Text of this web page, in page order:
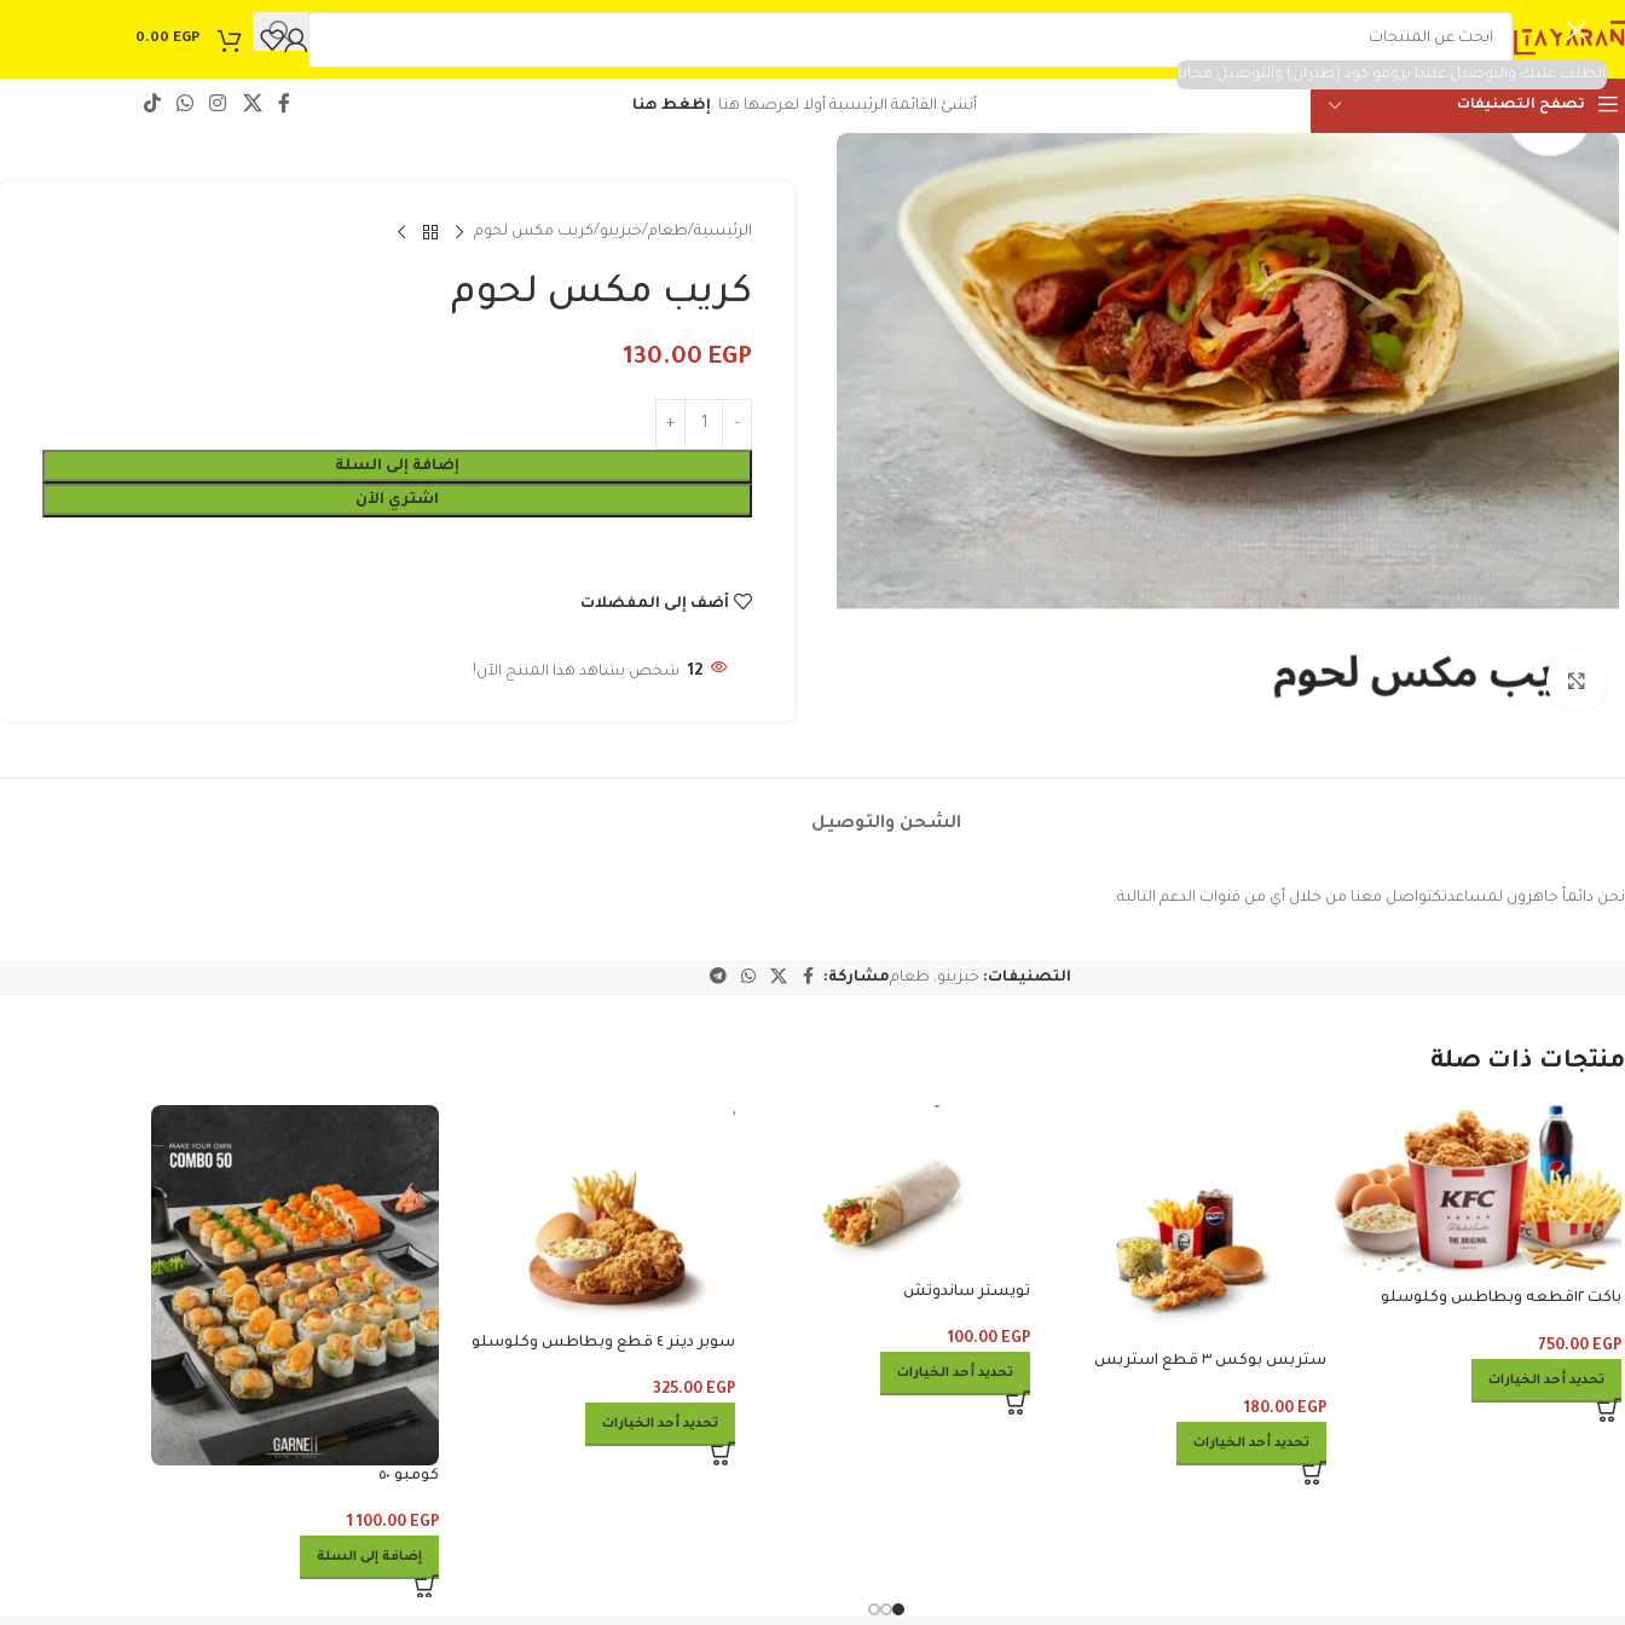
الطلب عليك والتوصيل علينا برومو كود (طيران) والتوصيل مجانا
0.00 EGP
تصفح التصنيفات أنشئ القائمة الرئيسية أولا لعرضها هنا .إظغط هنا
Click to enlarge
الرئيسية طعام خبزينو كريب مكس لحوم
كريب مكس لحوم
130.00 EGP
إضافة إلى السلة
اشتري الآن
أضف إلى المفضلات
12 شخص يشاهد هذا المنتج الآن!
الشحن والتوصيل
نحن دائماً جاهزون لمساعدتكتواصل معنا من خلال أي من قنوات الدعم التالية:
التصنيفات: خبزينو, طعاممشاركة:
منتجات ذات صلة
باكت ١٢قطعه وبطاطس وكلوسلو
750.00 EGP
تحديد أحد الخيارات
ستربس بوكس ٣ قطع استربس
180.00 EGP
تحديد أحد الخيارات
تويستر ساندوتش
100.00 EGP
تحديد أحد الخيارات
سوبر دينر ٤ قطع وبطاطس وكلوسلو
325.00 EGP
تحديد أحد الخيارات
كومبو ٥٠
1 100.00 EGP
إضافة إلى السلة